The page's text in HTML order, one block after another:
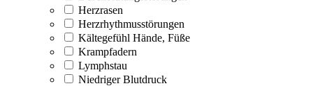
Herzrasen
Herzrhythmusstörungen
Kältegefühl Hände, Füße
Krampfadern
Lymphstau
Niedriger Blutdruck